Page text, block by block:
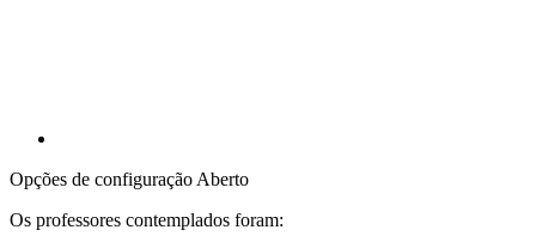
Opções de configuração Aberto
Os professores contemplados foram: